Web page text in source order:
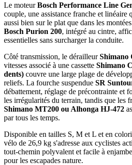
Le moteurBosch Performance Line
couple, une assistance franche et linéaire
aussi bien sur le plat que dans les
Bosch Purion 200, intégré au cintre,
essentielles sans surcharger la conduite.
Côté transmission, le dérailleurShimano
vitesses associé à une cassette Shimano
dents) couvre une large plage de
reliefs. La fourche suspendue SR
débattement, réglage de précontrainte et
les irrégularités du terrain, tandis que les
Shimano MT200 ou Alhonga HJ-472
par tous les temps.
Disponible en tailles S, M et L et en
vélo de 26,9 kg s'adresse aux cyclistes
tout-chemin polyvalent et facile à
pour les escapades nature.